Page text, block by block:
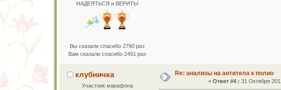
НАДЕЯТЬСЯ и ВЕРИТЬ!
Вы сказали спасибо 2790 раз
Вам сказали спасибо 2491 раз
клубничка
Участник марафона
Re: анализы на антитела к полио
«Ответ #4 : 31 Октября